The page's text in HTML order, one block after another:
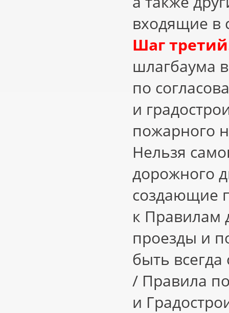
входящие в
Шаг
шлагбаума
по
и
пожарного
Нельзя
дорожного
создающие
к Правилам
проезды и
быть
/ Правила
и